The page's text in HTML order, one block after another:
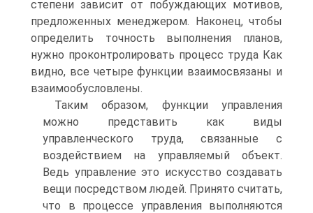
степени зависит от побуждающих мотивов,
предложенных менеджером. Наконец, чтобы
определить точность выполнения планов,
нужно проконтролировать процесс труда Как
видно, все четыре функции взаимосвязаны и
взаимообусловлены.
Таким образом, функции управления
можно представить как виды
управленческого труда, связанные с
воздействием на управляемый объект.
Ведь управление это искусство создавать
вещи посредством людей. Принято считать,
что в процессе управления выполняются